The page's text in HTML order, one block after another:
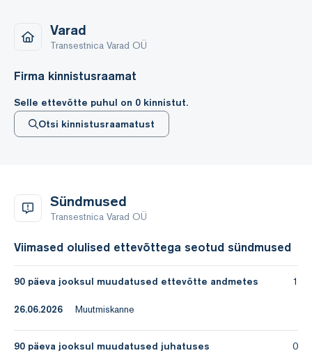
Varad
Transestnica Varad OÜ
Firma kinnistusraamat
Selle ettevõtte puhul on 0 kinnistut.
Otsi kinnistusraamatust
Sündmused
Transestnica Varad OÜ
Viimased olulised ettevõttega seotud sündmused
90 päeva jooksul muudatused ettevõtte andmetes 1
26.06.2026 Muutmiskanne
90 päeva jooksul muudatused juhatuses 0